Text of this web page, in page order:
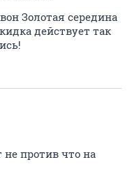
Золотая середина
действует так
против что на